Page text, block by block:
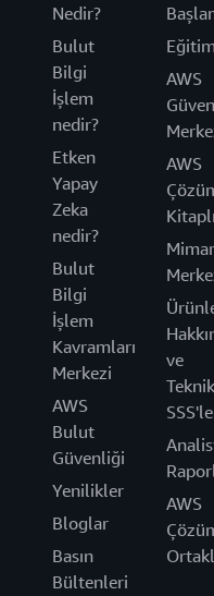
Nedir?
Bulut
Bilgi
İşlem
nedir?
Etken
Yapay
Zeka
nedir?
Bulut
Bilgi
İşlem
Kavramları
Merkezi
AWS
Bulut
Güvenliği
Yenilikler
Bloglar
Basın
Bültenleri
Eğitim
AWS
Güven
AWS
ve
Teknik
AWS